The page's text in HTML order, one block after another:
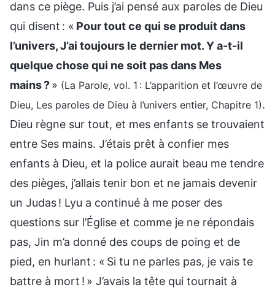
dans ce piège. Puis j’ai pensé aux paroles de Dieu
qui disent : « Pour tout ce qui se produit dans
l’univers, J’ai toujours le dernier mot. Y a-t-il
quelque chose qui ne soit pas dans Mes
mains ?» (La Parole, vol. 1 : L’apparition et l’œuvre de
Dieu, Les paroles de Dieu à l’univers entier, Chapitre 1).
Dieu règne sur tout, et mes enfants se trouvaient
entre Ses mains. J’étais prêt à confier mes
enfants à Dieu, et la police aurait beau me tendre
des pièges, j’allais tenir bon et ne jamais devenir
un Judas ! Lyu a continué à me poser des
questions sur l’Église et comme je ne répondais
pas, Jin m’a donné des coups de poing et de
pied, en hurlant : « Si tu ne parles pas, je vais te
battre à mort ! » J’avais la tête qui tournait à